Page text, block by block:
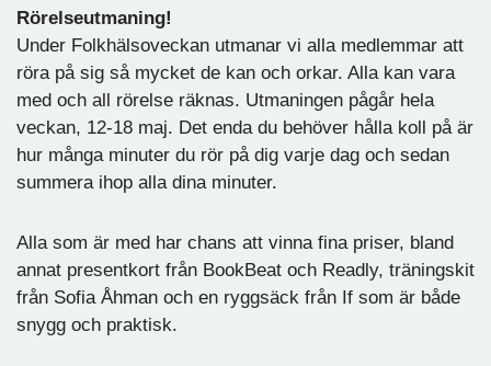
Rörelseutmaning!
Under Folkhälsoveckan utmanar vi alla medlemmar att
röra på sig så mycket de kan och orkar. Alla kan vara
med och all rörelse räknas. Utmaningen pågår hela
veckan, 12-18 maj. Det enda du behöver hålla koll på är
hur många minuter du rör på dig varje dag och sedan
summera ihop alla dina minuter.
Alla som är med har chans att vinna fina priser, bland
annat presentkort från BookBeat och Readly, träningskit
från Sofia Åhman och en ryggsäck från If som är både
snygg och praktisk.